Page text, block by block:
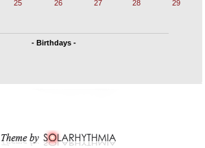
25 26 27 28
29
- Birthdays -